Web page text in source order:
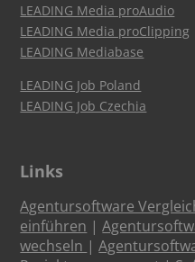
LEADING Media proAudio
LEADING Media proClipping
LEADING Mediabase
LEADING Job Poland
LEADING Job Czechia
Links
Agentursoftware
einführen |
wechseln |